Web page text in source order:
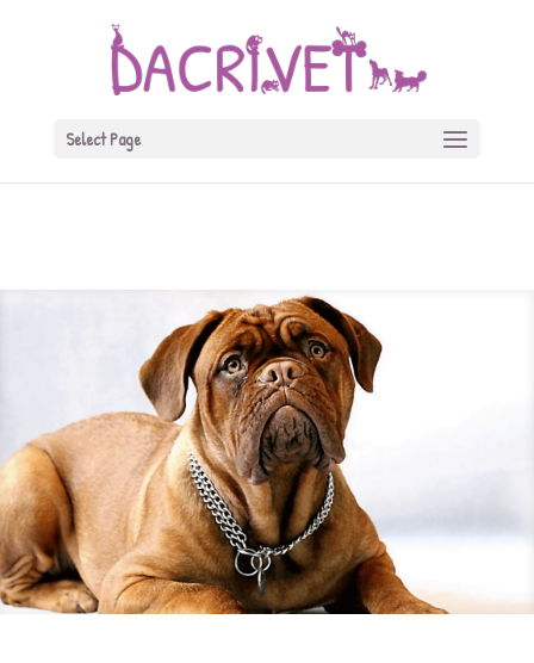
: A non-numeric value encountered in
/home/dacrivet.ro/public_html/wp-
content/themes/Divi/functions.phpon line5467
Select Page